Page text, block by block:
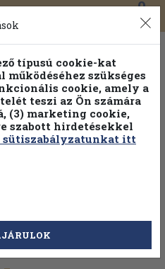
0
mint 30 000 kötet közül
20% kedvezménnyel!
típusú cookie-kat
működéséhez szükséges
cookie, amely a
teszi az Ön számára
(3) marketing cookie,
szabott hirdetésekkel
sütiszabályzatunkat itt